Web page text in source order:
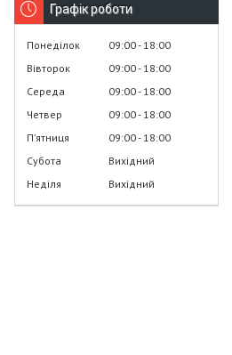
Графік роботи
Понеділок 09:00 18:00
Вівторок
09:00 18:00
Середа
09:00 18:00
Четвер
09:00 18:00
Пʼятниця
09:00 18:00
Субота
Вихідний
Неділя
Вихідний